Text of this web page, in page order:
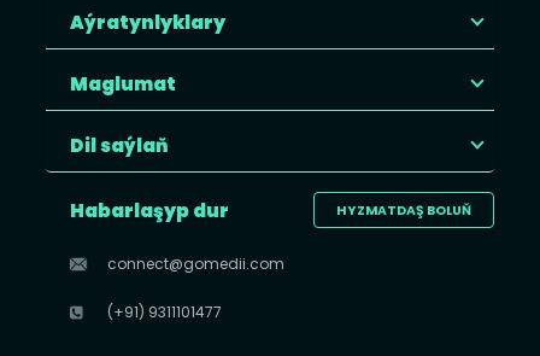
Aýratynlyklary
Maglumat
Dil saýlaň
HYZMATDAŞ BOLUŇ
Habarlaşyp dur
connect@gomedii.com
(+91) 9311101477